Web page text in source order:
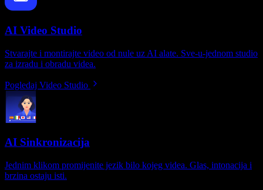
AI Video Studio
Stvarajte i montirajte video od nule uz AI alate. Sve-u-jednom studio
za izradu i obradu videa.
Pogledaj Video Studio
AI Sinkronizacija
Jednim klikom promijenite jezik bilo kojeg videa. Glas, intonacija i
brzina ostaju isti.